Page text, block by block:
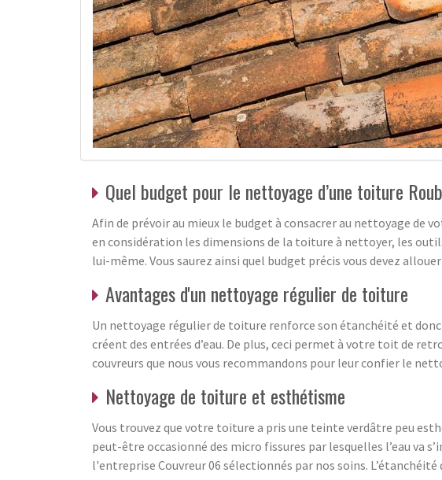
Quel budget pour le nettoyage d’une toiture
Afin de prévoir au mieux le budget à consacrer au nettoyage de
en considération les dimensions de la toiture à nettoyer, les
lui-même. Vous saurez ainsi quel budget précis vous devez
Avantages d'un nettoyage régulier de toiture
Un nettoyage régulier de toiture renforce son étanchéité et
créent des entrées d’eau. De plus, ceci permet à votre toit de
couvreurs que nous vous recommandons pour leur confier le
Nettoyage de toiture et esthétisme
Vous trouvez que votre toiture a pris une teinte verdâtre peu
peut-être occasionné des micro fissures par lesquelles l’eau va
l'entreprise Couvreur 06 sélectionnés par nos soins.